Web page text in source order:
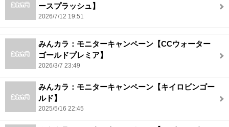
ースプラッシュ】
2026/7/12 19:51
みんカラ：モニターキャンペーン【CCウォーター
ゴールドプレミア】
2026/3/7 23:49
みんカラ：モニターキャンペーン【キイロビンゴー
ルド】
2025/5/16 22:45